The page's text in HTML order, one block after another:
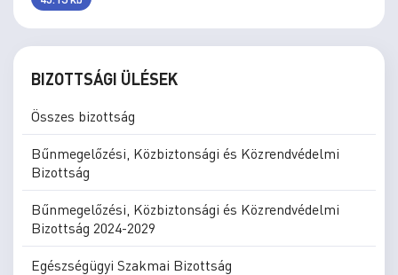
BIZOTTSÁGI ÜLÉSEK
Összes bizottság
Bűnmegelőzési, Közbiztonsági és Közrendvédelmi
Bizottság
Bűnmegelőzési, Közbiztonsági és Közrendvédelmi
Bizottság 2024-2029
Egészségügyi Szakmai Bizottság